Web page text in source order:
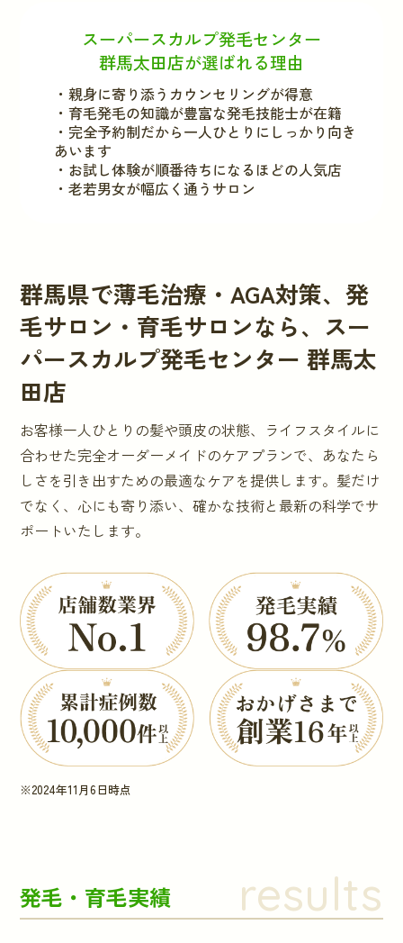
スーパースカルプ発毛センター
群馬太田店が選ばれる理由
・親身に寄り添うカウンセリングが得意
・育毛発毛の知識が豊富な発毛技能士が在籍
・完全予約制だから一人ひとりにしっかり向き
あいます
・お試し体験が順番待ちになるほどの人気店
・老若男女が幅広く通うサロン
群馬県で薄毛治療・AGA対策、発
毛サロン・育毛サロンなら、スー
パースカルプ発毛センター群馬太
田店
お客様一人ひとりの髪や頭皮の状態、ライフスタイルに
合わせた完全オーダーメイドのケアプランで、あなたら
しさを引き出すための最適なケアを提供します。髪だけ
でなく、心にも寄り添い、確かな技術と最新の科学でサ
ポートいたします。
※2024年11月6日時点
発毛・育毛実績 results